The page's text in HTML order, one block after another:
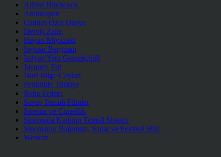
Alfred Hitchcock
Animasyon
Cannes Özel Dosya
Derviş Zaim
Hayao Miyazaki
Ingmar Bergman
İtalyan Yeni Gerçekçiliği
Jacques Tati
Nuri Bilge Ceylan
Pelikülde Türkiye
Reha Erdem
Savaş Temalı Filmler
Sinema ve Cinsellik
Sinemada Kadının Temsil Sistemi
Sinemanın Bağımsız, Sanat ve Festival Hali
Western